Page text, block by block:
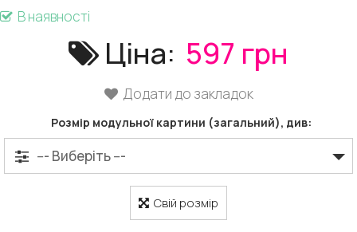
В наявності
Ціна: 597 грн
Додати до закладок
Розмір модульної картини (загальний), див:
Свій розмір